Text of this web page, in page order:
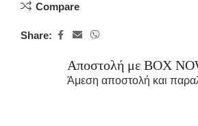
Compare
Share:
Αποστολή με BOX
Άμεση αποστολή και